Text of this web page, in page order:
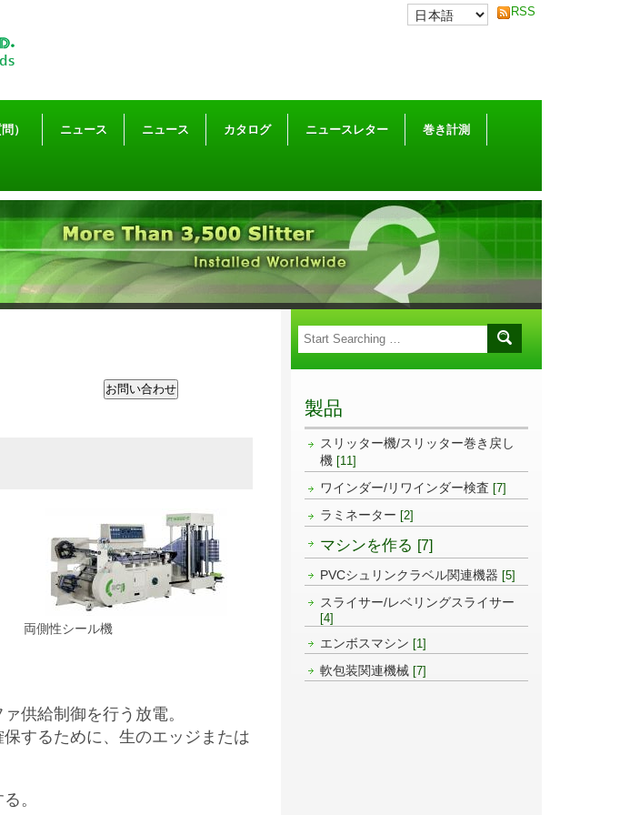
RSS
） ニュース ニュース カタログ ニュースレター 巻き計測
製品
スリッター機/スリッター巻き戻し
機 [11]
ワインダー/リワインダー検査 [7]
ラミネーター [2]
マシンを作る [7]
PVCシュリンクラベル関連機器 [5]
スライサー/レベリングスライサー
[4]
エンボスマシン [1]
軟包装関連機械 [7]
両側性シール機
供給制御を行う放電。
するために、生のエッジまたは
。